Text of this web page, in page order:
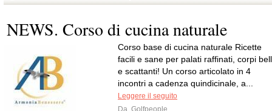
NEWS. Corso di cucina naturale
Corso base di cucina naturale Ricette
facili e sane per palati raffinati, corpi
e scattanti! Un corso articolato in 4
incontri a cadenza quindicinale, a...
Leggere il seguito
Da Golfpeople